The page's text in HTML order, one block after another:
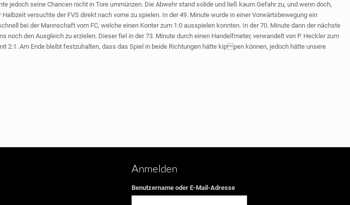
seine Chancen nicht in Tore ummünzen. Die Abwehr stand solide und ließ kaum Gefahr zu, und wenn doch,
versuchte der FVS direkt nach vorne zu spielen. In der 49. Minute wurde in einer Vorwärtsbewegung ein
bei der Mannschaft vom FC, welche einen Konter zum 1:0 ausspielen konnten. In der 70. Minute dann der nächste
den Ausgleich zu erzielen. Dieser fiel in der 73. Minute durch einen Handelfmeter, verwandelt von P. Heckler zum
2:1. Am Ende bleibt festzuhalten, dass das Spiel in beide Richtungen hätte kippen können, jedoch hätte unsere
Anmelden
Benutzername oder E-Mail-Adresse